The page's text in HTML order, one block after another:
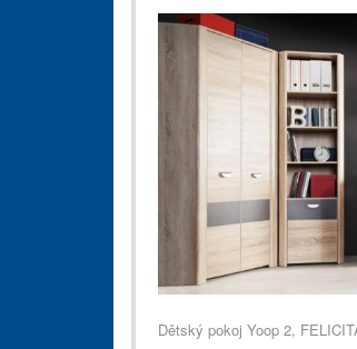
Dětský pokoj Yoop 2,